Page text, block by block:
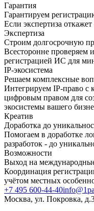
Гарантия
Гарантируем
Если экспертиза
Экспертиза
Строим долгосрочную
Всесторонне проверяем
регистрацией ИС для
IP-экосистема
Решаем комплексные
Интегрируем IP-право с
цифровым правом для
экосистемы вашего
Креатив
Доработка до
Помогаем в доработке
разработок - до
Возможности
Выход на
Координация
учётом местных
+7 495 600-44-40
Москва, ул. Покровка,